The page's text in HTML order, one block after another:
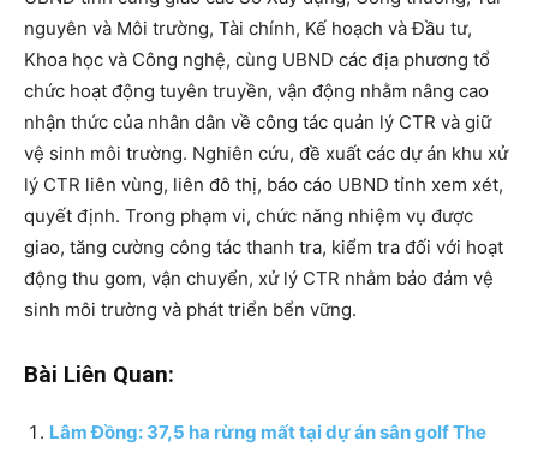
nguyên và Môi trường, Tài chính, Kế hoạch và Đầu tư,
Khoa học và Công nghệ, cùng UBND các địa phương tổ
chức hoạt động tuyên truyền, vận động nhằm nâng cao
nhận thức của nhân dân về công tác quản lý CTR và giữ
vệ sinh môi trường. Nghiên cứu, đề xuất các dự án khu xử
lý CTR liên vùng, liên đô thị, báo cáo UBND tỉnh xem xét,
quyết định. Trong phạm vi, chức năng nhiệm vụ được
giao, tăng cường công tác thanh tra, kiểm tra đối với hoạt
động thu gom, vận chuyển, xử lý CTR nhằm bảo đảm vệ
sinh môi trường và phát triển bển vững.
Bài Liên Quan:
Lâm Đồng: 37,5 ha rừng mất tại dự án sân golf The